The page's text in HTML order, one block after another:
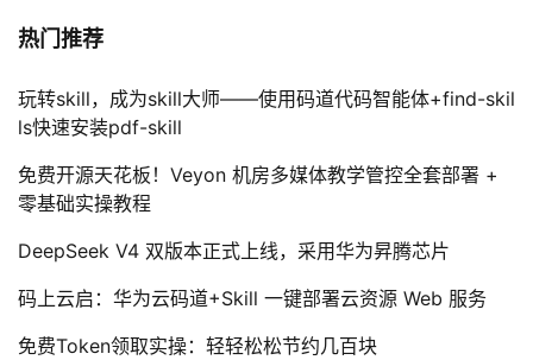
热门推荐
玩转skill，成为skill大师——使用码道代码智能体+find-skil
ls快速安装pdf-skill
免费开源天花板！Veyon 机房多媒体教学管控全套部署 +
零基础实操教程
DeepSeek V4 双版本正式上线，采用华为昇腾芯片
码上云启：华为云码道+Skill 一键部署云资源 Web 服务
免费Token领取实操：轻轻松松节约几百块